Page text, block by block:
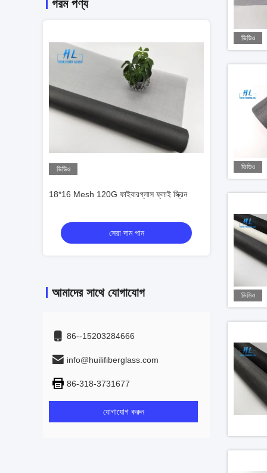
গরম পণ্য
ভিডিও
18*16 Mesh 120G ফাইবারগ্লাস ফ্লাই স্ক্রিন
সেরা দাম পান
18*16 Mesh 120G
আমাদের সাথে যোগাযোগ
86--15203284666
info@huilifiberglass.com
86-318-3731677
যোগাযোগ করুন
ভিডিও
ভিডিও
ভিডিও